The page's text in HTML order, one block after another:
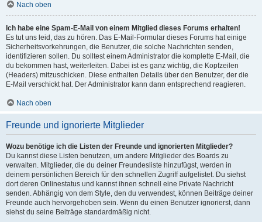
Nach oben
Ich habe eine Spam-E-Mail von einem Mitglied dieses Forums erhalten!
Es tut uns leid, das zu hören. Das E-Mail-Formular dieses Forums hat einige
Sicherheitsvorkehrungen, die Benutzer, die solche Nachrichten senden,
identifizieren sollen. Du solltest einem Administrator die komplette E-Mail, die
du bekommen hast, weiterleiten. Dabei ist es ganz wichtig, die Kopfzeilen
(Headers) mitzuschicken. Diese enthalten Details über den Benutzer, der die
E-Mail verschickt hat. Der Administrator kann dann entsprechend reagieren.
Nach oben
Freunde und ignorierte Mitglieder
Wozu benötige ich die Listen der Freunde und ignorierten Mitglieder?
Du kannst diese Listen benutzen, um andere Mitglieder des Boards zu
verwalten. Mitglieder, die du deiner Freundesliste hinzufügst, werden in
deinem persönlichen Bereich für den schnellen Zugriff aufgelistet. Du siehst
dort deren Onlinestatus und kannst ihnen schnell eine Private Nachricht
senden. Abhängig von dem Style, den du verwendest, können Beiträge deiner
Freunde auch hervorgehoben sein. Wenn du einen Benutzer ignorierst, dann
siehst du seine Beiträge standardmäßig nicht.